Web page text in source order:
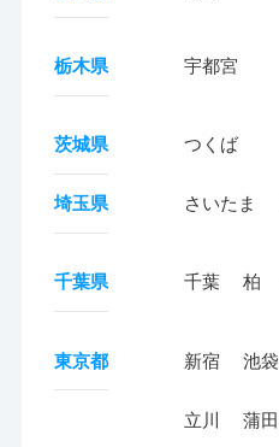
栃木県 宇都宮
茨城県 つくば
埼玉県 さいたま
千葉県 千葉 柏
東京都 新宿 池袋
立川 蒲田